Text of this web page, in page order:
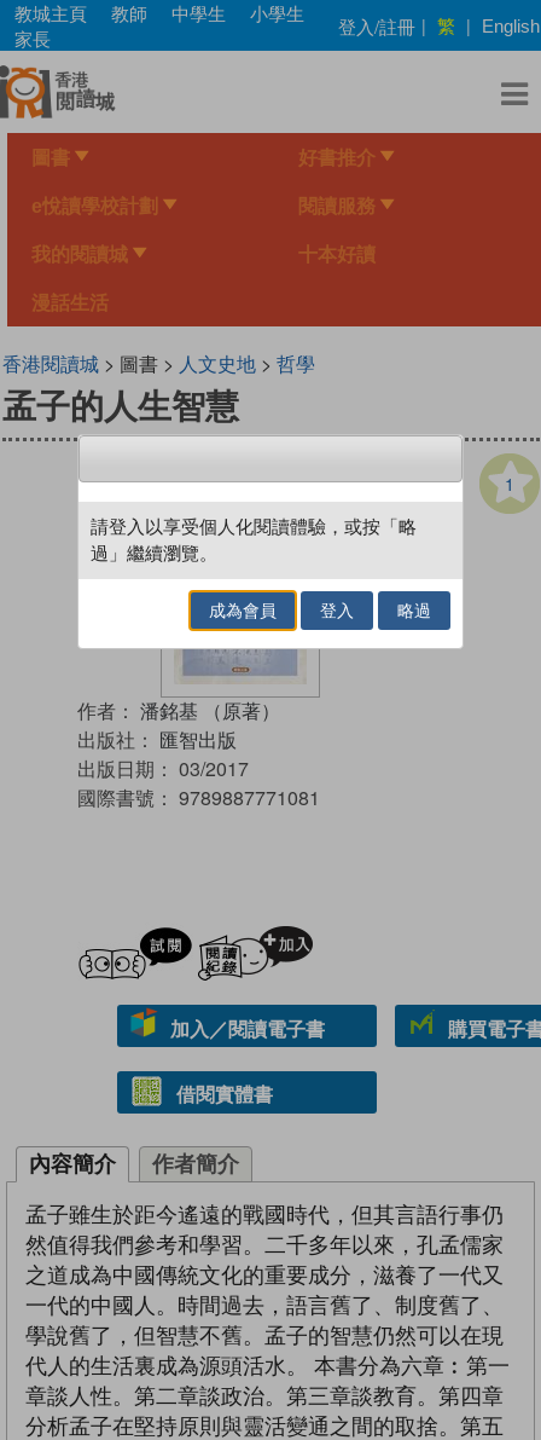
Skip
main
content
教城主頁 教師 中學生
小學生
家長
登入/註冊 | 繁 | English
圖書 好書推介
e悅讀學校計劃 閱讀服務
我的閱讀城 十本好讀
漫話生活
香港閱讀城> 圖書 > 人文史地> 哲學
孟子的人生智慧
1
作者： 潘銘基 （原著）
出版社： 匯智出版
出版日期： 03/2017
國際書號： 9789887771081
試閲
加入／閱讀電子書 購買電子
借閱實體書
內容簡介 作者簡介
孟子雖生於距今遙遠的戰國時代，但其言語行事仍
然值得我們參考和學習。二千多年以來，孔孟儒家
之道成為中國傳統文化的重要成分，滋養了一代又
一代的中國人。時間過去，語言舊了、制度舊了、
學說舊了，但智慧不舊。孟子的智慧仍然可以在現
代人的生活裏成為源頭活水。 本書分為六章︰第一
章談人性。第二章談政治。第三章談教育。第四章
分析孟子在堅持原則與靈活變通之間的取捨。第五
請登入以享受個人化閱讀體驗，或按「略
過」繼續瀏覽。
成為會員 登入 略過